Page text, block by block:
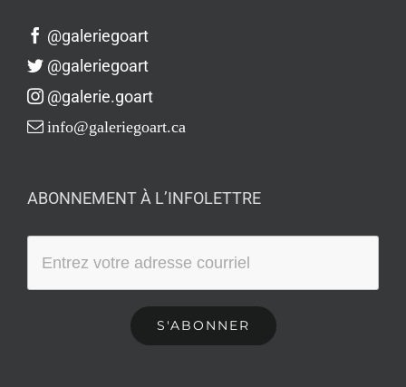
@galeriegoart
@galeriegoart
@galerie.goart
info@galeriegoart.ca
ABONNEMENT À L’INFOLETTRE